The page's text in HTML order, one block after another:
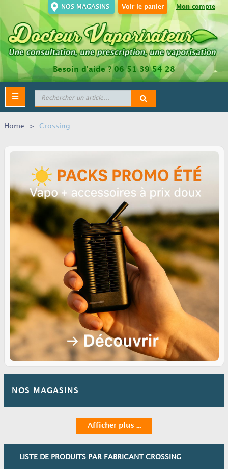
Mon compte
Voir le panier
NOS MAGASINS
Besoin d’aide ?06 51 39 54 28
Toggle
navigation
Home > Crossing
NOS MAGASINS
Afficher plus ...
LISTE DE PRODUITS PAR FABRICANT CROSSING